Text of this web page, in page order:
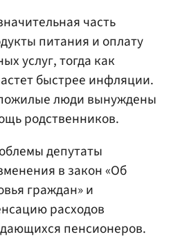
часть
питания и оплату
услуг, тогда как
быстрее инфляции.
люди вынуждены
родственников.
депутаты
в закон «Об
граждан» и
расходов
пенсионеров.